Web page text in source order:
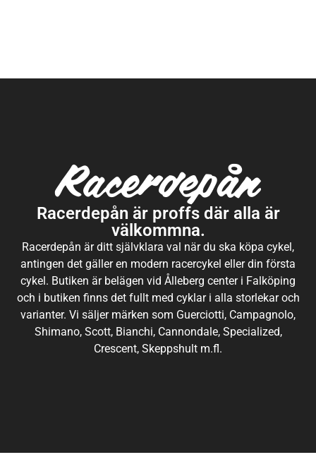
Racerdepån är proffs där alla är
välkommna.
Racerdepån är ditt självklara val när du ska köpa cykel,
antingen det gäller en modern racercykel eller din första
cykel. Butiken är belägen vid Ålleberg center i Falköping
och i butiken finns det fullt med cyklar i alla storlekar och
varianter. Vi säljer märken som Guerciotti, Campagnolo,
Shimano, Scott, Bianchi, Cannondale, Specialized,
Crescent, Skeppshult m.fl.